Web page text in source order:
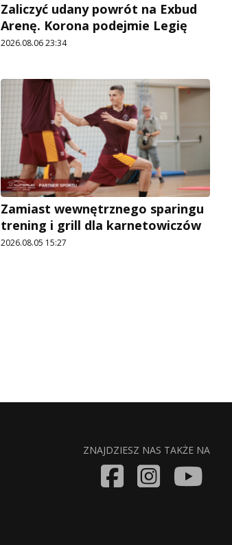
Zaliczyć udany powrót na Exbud
Arenę. Korona podejmie Legię
2026.08.06 23:34
Zamiast wewnętrznego sparingu
trening i grill dla karnetowiczów
2026.08.05 15:27
ZNAJDZIESZ NAS TAKŻE NA